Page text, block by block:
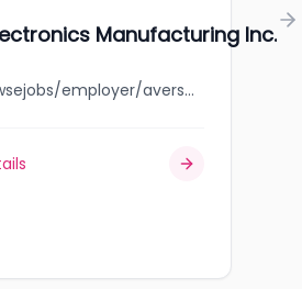
Manufacturing Inc.
jobbank.gc.ca/browsejobs/employer/aversan+electronics+manufacturing+inc./ca